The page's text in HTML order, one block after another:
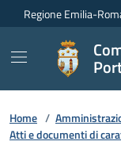
Vai ai contenuti
Vai al footer
Regione Emilia-
Home /
Atti e documenti di